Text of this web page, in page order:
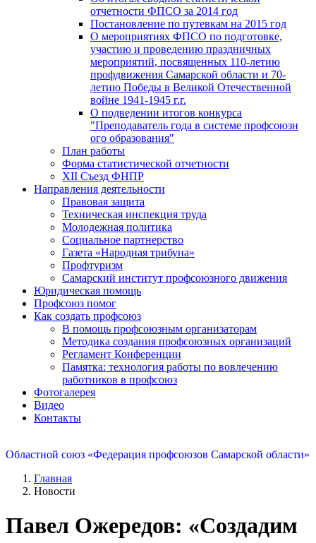
отчетности ФПСО за 2014 год
Постановление по путевкам на 2015 год
О мероприятиях ФПСО по подготовке,
участию и проведению праздничных
мероприятий, посвященных 110-летию
профдвижения Самарской области и 70-
летию Победы в Великой Отечественной
войне 1941-1945 г.г.
О подведении итогов конкурса
"Преподаватель года в системе профсоюзн
ого образования"
План работы
Форма статистической отчетности
XII Съезд ФНПР
Направления деятельности
Правовая защита
Техническая инспекция труда
Молодежная политика
Социальное партнерство
Газета «Народная трибуна»
Профтуризм
Самарский институт профсоюзного движения
Юридическая помощь
Профсоюз помог
Как создать профсоюз
В помощь профсоюзным организаторам
Методика создания профсоюзных организаций
Регламент Конференции
Памятка: технология работы по вовлечению
работников в профсоюз
Фотогалерея
Видео
Контакты
Областной союз «Федерация профсоюзов Самарской области»
Главная
Новости
Павел Ожередов: «Создадим